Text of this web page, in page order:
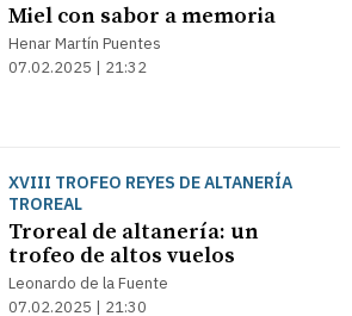
Miel con sabor a memoria
Henar Martín Puentes
07.02.2025 | 21:32
XVIII TROFEO REYES DE ALTANERÍA
TROREAL
Troreal de altanería: un
trofeo de altos vuelos
Leonardo de la Fuente
07.02.2025 | 21:30